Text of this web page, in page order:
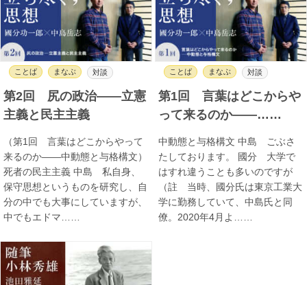
ことば まなぶ 対談
第2回 尻の政治――立憲
主義と民主主義
（第1回 言葉はどこからやって
来るのか――中動態と与格構文）
死者の民主主義 中島 私自身、
保守思想というものを研究し、自
分の中でも大事にしていますが、
中でもエドマ……
ことば まなぶ 対談
第1回 言葉はどこからや
って来るのか――……
中動態と与格構文 中島 ごぶさ
たしております。 國分 大学で
はすれ違うことも多いのですが
（註 当時、國分氏は東京工業大
学に勤務していて、中島氏と同
僚。2020年4月よ……